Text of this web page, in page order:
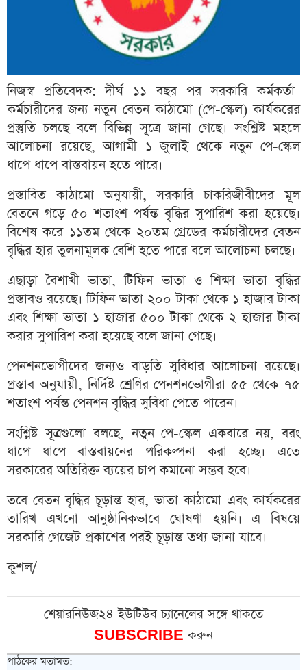
নিজস্ব প্রতিবেদক: দীর্ঘ ১১ বছর পর সরকারি কর্মকর্তা-
কর্মচারীদের জন্য নতুন বেতন কাঠামো (পে-স্কেল) কার্যকরের
প্রস্তুতি চলছে বলে বিভিন্ন সূত্রে জানা গেছে। সংশ্লিষ্ট মহলে
আলোচনা রয়েছে, আগামী ১ জুলাই থেকে নতুন পে-স্কেল
ধাপে ধাপে বাস্তবায়ন হতে পারে।
প্রস্তাবিত কাঠামো অনুযায়ী, সরকারি চাকরিজীবীদের মূল
বেতনে গড়ে ৫০ শতাংশ পর্যন্ত বৃদ্ধির সুপারিশ করা হয়েছে।
বিশেষ করে ১১তম থেকে ২০তম গ্রেডের কর্মচারীদের বেতন
বৃদ্ধির হার তুলনামূলক বেশি হতে পারে বলে আলোচনা চলছে।
এছাড়া বৈশাখী ভাতা, টিফিন ভাতা ও শিক্ষা ভাতা বৃদ্ধির
প্রস্তাবও রয়েছে। টিফিন ভাতা ২০০ টাকা থেকে ১ হাজার টাকা
এবং শিক্ষা ভাতা ১ হাজার ৫০০ টাকা থেকে ২ হাজার টাকা
করার সুপারিশ করা হয়েছে বলে জানা গেছে।
পেনশনভোগীদের জন্যও বাড়তি সুবিধার আলোচনা রয়েছে।
প্রস্তাব অনুযায়ী, নির্দিষ্ট শ্রেণির পেনশনভোগীরা ৫৫ থেকে ৭৫
শতাংশ পর্যন্ত পেনশন বৃদ্ধির সুবিধা পেতে পারেন।
সংশ্লিষ্ট সূত্রগুলো বলছে, নতুন পে-স্কেল একবারে নয়, বরং
ধাপে ধাপে বাস্তবায়নের পরিকল্পনা করা হচ্ছে। এতে
সরকারের অতিরিক্ত ব্যয়ের চাপ কমানো সম্ভব হবে।
তবে বেতন বৃদ্ধির চূড়ান্ত হার, ভাতা কাঠামো এবং কার্যকরের
তারিখ এখনো আনুষ্ঠানিকভাবে ঘোষণা হয়নি। এ বিষয়ে
সরকারি গেজেট প্রকাশের পরই চূড়ান্ত তথ্য জানা যাবে।
কুশল/
শেয়ারনিউজ২৪ ইউটিউব চ্যানেলের সঙ্গে থাকতে
SUBSCRIBEকরুন
পাঠকের মতামত: